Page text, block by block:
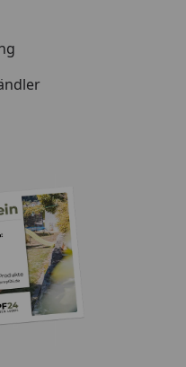
mit
für Anschluss
werden
der Rinnenhalter sind
Typ 250